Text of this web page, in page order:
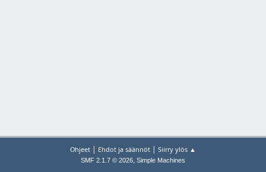
Ohjeet | Ehdot ja säännöt | Siirry ylös ▲
SMF 2.1.7 © 2026, Simple Machines